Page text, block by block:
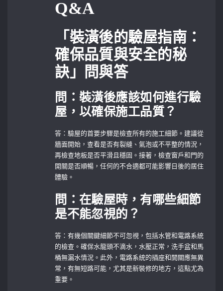
Q&A
「裝潢後的驗屋指南：
確保品質與安全的秘
訣」問與答
問：裝潢後應該如何進行驗
屋，以確保施工品質？
答：驗屋的首要步驟是檢查所有的施工細節。建議從
牆面開始，查看是否有裂縫、氣泡或不平整的情況，
再檢查地板是否平滑且穩固。接著，檢查窗戶和門的
開關是否順暢，任何的不合適都可能影響日後的居住
體驗。
問：在驗屋時，有哪些細節
是不能忽視的？
答：有幾個關鍵細節不可忽視，包括水管和電路系統
的檢查。確保水龍頭不滴水，水壓正常，洗手盆和馬
桶無漏水情況。此外，電路系統的插座和開關應無異
常，有無短路可能，尤其是新裝修的地方，這點尤為
重要。